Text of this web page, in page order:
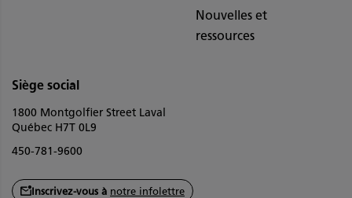
Nouvelles et
ressources
Siège social
1800 Montgolfier Street Laval
Québec H7T 0L9
450-781-9600
Inscrivez-vous à notre infolettre